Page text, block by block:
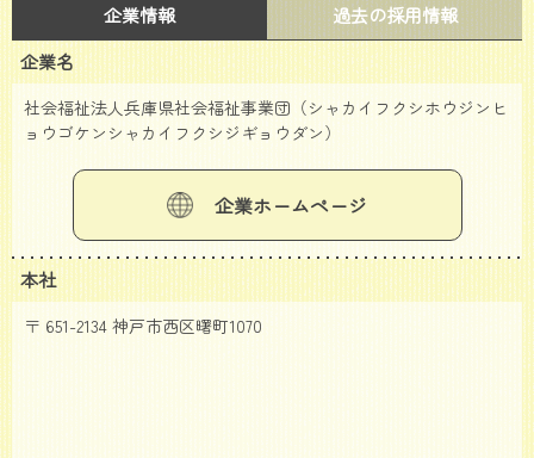
企業情報
過去の採用情報
企業名
社会福祉法人兵庫県社会福祉事業団（シャカイフクシホウジンヒ
ョウゴケンシャカイフクシジギョウダン）
企業ホームページ
本社
〒 651-2134 神戸市西区曙町1070